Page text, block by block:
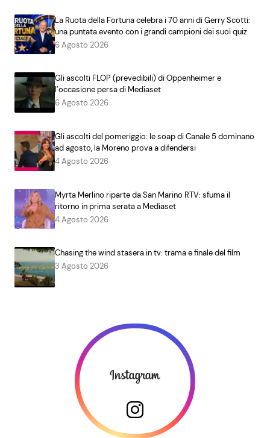
La Ruota della Fortuna celebra i 70 anni di Gerry Scotti:
una puntata evento con i grandi campioni dei suoi quiz
6 Agosto 2026
Gli ascolti FLOP (prevedibili) di Oppenheimer e
l’occasione persa di Mediaset
6 Agosto 2026
Gli ascolti del pomeriggio: le soap di Canale 5 dominano
ad agosto, la Moreno prova a difendersi
4 Agosto 2026
Myrta Merlino riparte da San Marino RTV: sfuma il
ritorno in prima serata a Mediaset
4 Agosto 2026
Chasing the wind stasera in tv: trama e finale del film
3 Agosto 2026